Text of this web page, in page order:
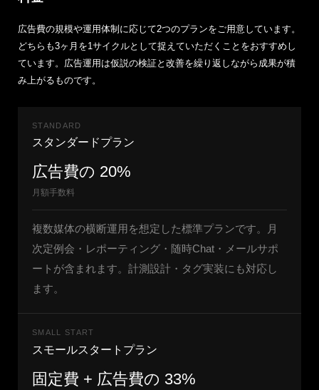
広告費の規模や運用体制に応じて2つのプランをご用意しています。
どちらも3ヶ月を1サイクルとして捉えていただくことをおすすめし
ています。広告運用は仮説の検証と改善を繰り返しながら成果が積
み上がるものです。
STANDARD
スタンダードプラン
広告費の 20%
月額手数料
複数媒体の横断運用を想定した標準プランです。月
次定例会・レポーティング・随時Chat・メールサポ
ートが含まれます。計測設計・タグ実装にも対応し
ます。
SMALL START
スモールスタートプラン
固定費 + 広告費の 33%